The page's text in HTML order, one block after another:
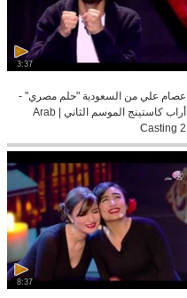
3:37
عصام علي من السعودية "حلم مصري" -
أراب كاستينج الموسم الثاني | Arab
Casting 2
8:37